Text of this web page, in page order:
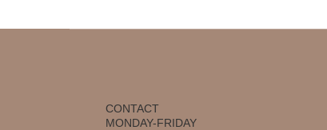
CONTACT
MONDAY-FRIDAY